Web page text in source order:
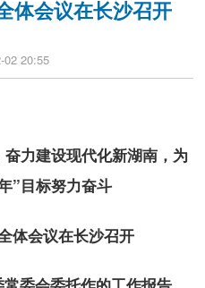
体会议在长沙召开
02 20:55
力建设现代化新湖南，为
”目标努力奋斗
体会议在长沙召开